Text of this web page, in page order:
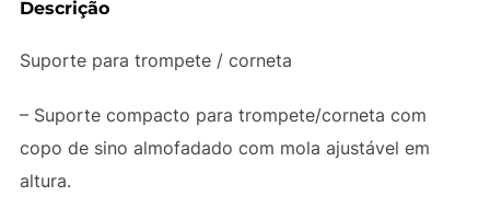
Descrição
Suporte para trompete / corneta
– Suporte compacto para trompete/corneta com
copo de sino almofadado com mola ajustável em
altura.